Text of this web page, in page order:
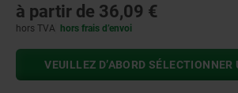
à partir de 36,09 €
hors TVA hors frais d’envoi
VEUILLEZ D’ABORD SÉLECTIONNER